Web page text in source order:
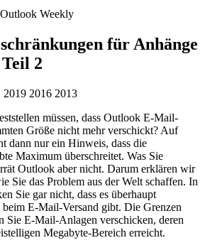
Weekly
für Anhänge
2
2019 2016 2013
müssen, dass Outlook E-Mail-
Größe nicht mehr verschickt? Auf
dann nur ein Hinweis, dass die
Maximum überschreitet. Was Sie
Outlook aber nicht. Darum erklären wir
Sie das Problem aus der Welt schaffen. In
Sie gar nicht, dass es überhaupt
beim E-Mail-Versand gibt. Die Grenzen
Sie E-Mail-Anlagen verschicken, deren
Megabyte-Bereich erreicht.